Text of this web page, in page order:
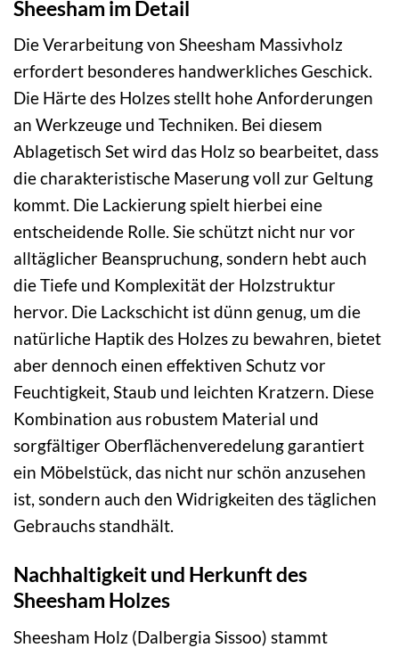
Sheesham im Detail
Die Verarbeitung von Sheesham Massivholz
erfordert besonderes handwerkliches Geschick.
Die Härte des Holzes stellt hohe Anforderungen
an Werkzeuge und Techniken. Bei diesem
Ablagetisch Set wird das Holz so bearbeitet, dass
die charakteristische Maserung voll zur Geltung
kommt. Die Lackierung spielt hierbei eine
entscheidende Rolle. Sie schützt nicht nur vor
alltäglicher Beanspruchung, sondern hebt auch
die Tiefe und Komplexität der Holzstruktur
hervor. Die Lackschicht ist dünn genug, um die
natürliche Haptik des Holzes zu bewahren, bietet
aber dennoch einen effektiven Schutz vor
Feuchtigkeit, Staub und leichten Kratzern. Diese
Kombination aus robustem Material und
sorgfältiger Oberflächenveredelung garantiert
ein Möbelstück, das nicht nur schön anzusehen
ist, sondern auch den Widrigkeiten des täglichen
Gebrauchs standhält.
Nachhaltigkeit und Herkunft des
Sheesham Holzes
Sheesham Holz (Dalbergia Sissoo) stammt